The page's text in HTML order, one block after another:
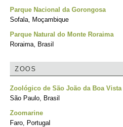
Parque Nacional da Gorongosa
Sofala, Moçambique
Parque Natural do Monte Roraima
Roraima, Brasil
ZOOS
Zoológico de São João da Boa Vista
São Paulo, Brasil
Zoomarine
Faro, Portugal